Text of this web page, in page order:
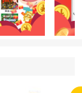
优化，即使长